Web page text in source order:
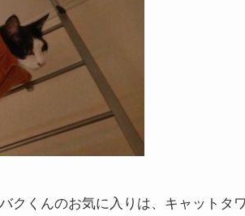
クくんのお気に入りは、キャットタ